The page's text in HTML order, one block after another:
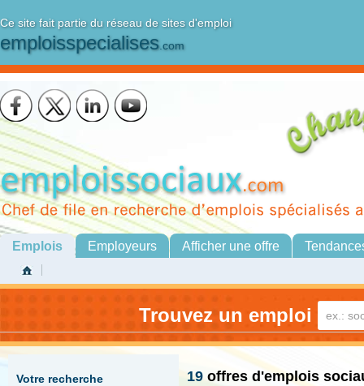
Ce site fait partie du réseau de sites d'emploi
emploisspecialises.com
Emplois Employeurs Afficher une offre
Trouvez un emploi
Votre recherche 19 offres d'emplois